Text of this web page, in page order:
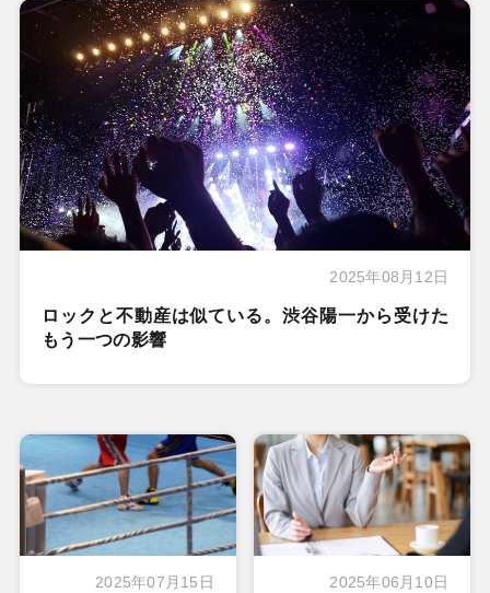
2025年08月12日
ロックと不動産は似ている。渋谷陽一から受けた
もう一つの影響
2025年07月15日 2025年06月10日